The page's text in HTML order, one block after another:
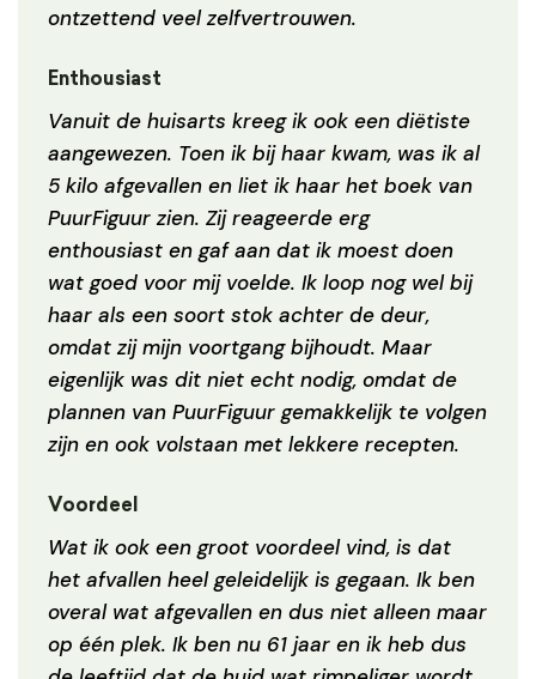
ontzettend veel zelfvertrouwen.
Enthousiast
Vanuit de huisarts kreeg ik ook een diëtiste
aangewezen. Toen ik bij haar kwam, was ik al
5 kilo afgevallen en liet ik haar het boek van
PuurFiguur zien. Zij reageerde erg
enthousiast en gaf aan dat ik moest doen
wat goed voor mij voelde. Ik loop nog wel bij
haar als een soort stok achter de deur,
omdat zij mijn voortgang bijhoudt. Maar
eigenlijk was dit niet echt nodig, omdat de
plannen van PuurFiguur gemakkelijk te volgen
zijn en ook volstaan met lekkere recepten.
Voordeel
Wat ik ook een groot voordeel vind, is dat
het afvallen heel geleidelijk is gegaan. Ik ben
overal wat afgevallen en dus niet alleen maar
op één plek. Ik ben nu 61 jaar en ik heb dus